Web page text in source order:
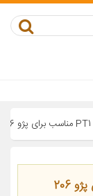
مبدل سر دنده خودرو مدل PT1 مناسب برای پژو 206